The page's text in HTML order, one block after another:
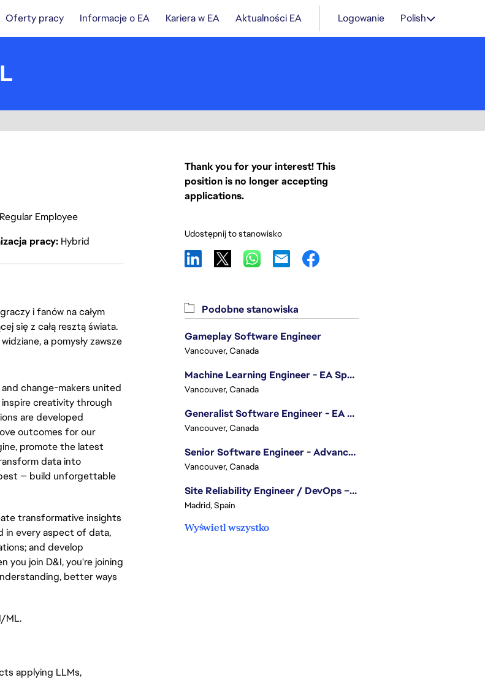
Oferty pracy Informacje o EA Kariera w EA Aktualności EA Logowanie Polish
Regular Employee
pracy Hybrid
i fanów na całym
się z całą resztą świata.
a pomysły zawsze
change-makers united
creativity through
are developed
outcomes for our
promote the latest
data into
— build unforgettable
transformative insights
in every aspect of data,
and develop
you join D&I, you're joining
better ways
ML.
applying LLMs,
Thank you for your interest! This
position is no longer accepting
applications.
Udostępnij to stanowisko
Podobne stanowiska
Gameplay Software Engineer
Vancouver, Canada
Machine Learning Engineer - EA Sports FC
Vancouver, Canada
Generalist Software Engineer - EA Sports FC
Vancouver, Canada
Senior Software Engineer - Advanced Technology Group
Vancouver, Canada
Site Reliability Engineer / DevOps – Localization
Madrid, Spain
Wyświetl wszystko